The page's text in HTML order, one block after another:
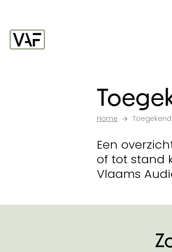
Home
Een
of tot stand
Vlaams